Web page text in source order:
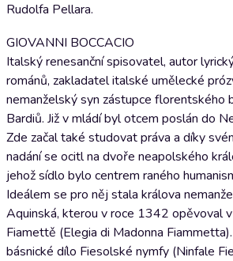
Rudolfa Pellara.
GIOVANNI BOCCACIO
Italský renesanční spisovatel, autor
románů, zakladatel italské umělecké
nemanželský syn zástupce florentského
Bardiů. Již v mládí byl otcem poslán do
Zde začal také studovat práva a díky
nadání se ocitl na dvoře neapolského
jehož sídlo bylo centrem raného
Ideálem se pro něj stala králova
Aquinská, kterou v roce 1342 opěvoval
Fiamettě (Elegia di Madonna
básnické dílo Fiesolské nymfy (Ninfale